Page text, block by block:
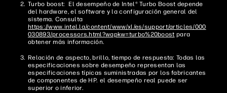
Turbo boost: El desempeño de Intel® Turbo Boost depende
del hardware, el software y la configuración general del
sistema. Consulta
https://www.intel.la/content/www/xl/es/support/articles/000
030893/processors.html?wapkw=turbo%20boost para
obtener más información.
Relación de aspecto, brillo, tiempo de respuesta: Todas las
especificaciones sobre desempeño representan las
especificaciones típicas suministradas por los fabricantes
de componentes de HP. el desempeño real puede ser
superior o inferior.